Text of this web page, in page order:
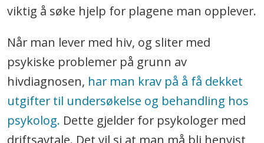
viktig å søke hjelp for plagene man opplever.
Når man lever med hiv, og sliter med
psykiske problemer på grunn av
hivdiagnosen, har man krav på å få dekket
utgifter til undersøkelse og behandling hos
psykolog. Dette gjelder for psykologer med
driftsavtale. Det vil si at man må bli henvist